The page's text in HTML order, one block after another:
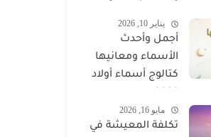
السلطانية)
يناير 10, 2026
أجمل وأحدث
الأسماء ومعانيها
كتالوج أسماء أولاد
مايو 16, 2026
تكلفة المعيشة في